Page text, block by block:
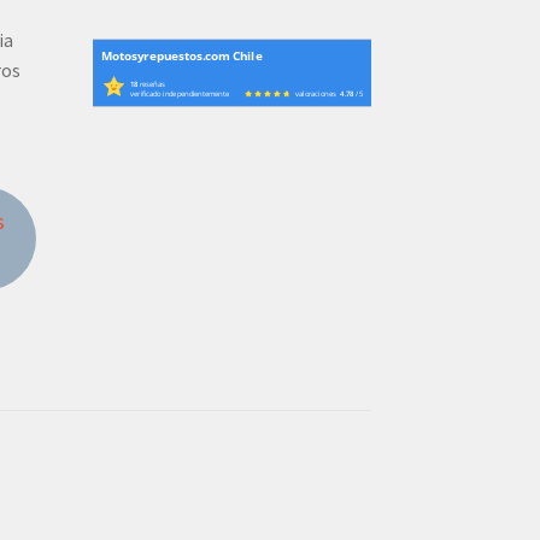
Motosyrepuestos.com Chile
18 reseñas
verificado independientemente valoraciones 4.78/ 5